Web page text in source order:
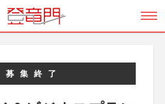
募集終了